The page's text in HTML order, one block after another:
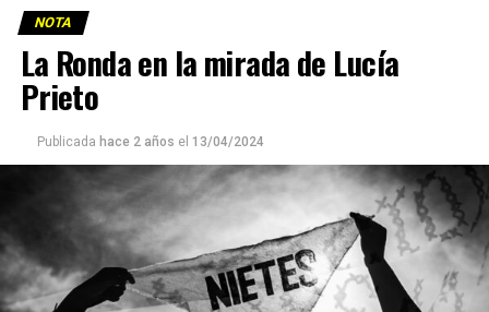
NOTA
La Ronda en la mirada de Lucía
Prieto
Publicada hace 2 años el 13/04/2024